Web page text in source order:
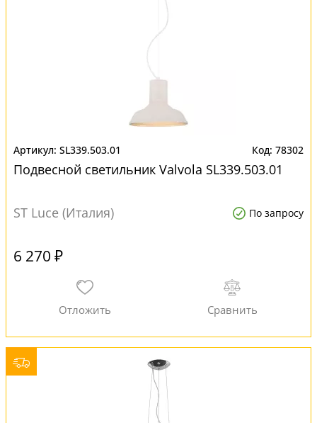
SL339.503.01 78302
Подвесной светильник Valvola SL339.503.01
ST Luce (Италия) По запросу
6 270 ₽